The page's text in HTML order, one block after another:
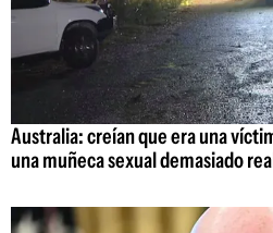
Australia: creían que era una
una muñeca sexual demasiado